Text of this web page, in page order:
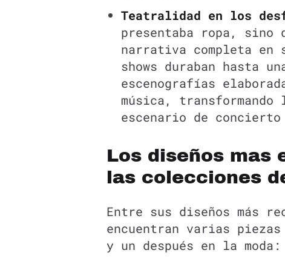
Teatralidad en los
presentaba ropa, sino
narrativa completa en
shows duraban hasta
escenografías
música,
escenario de
Los diseños mas
las colecciones
Entre sus diseños más
encuentran varias piezas
y un después en la moda: